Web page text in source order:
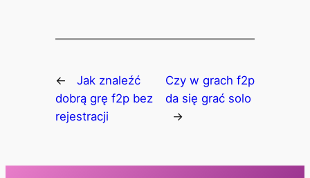
←
Jak znaleźć
dobrą grę f2p bez
rejestracji
Czy w grach f2p
da się grać solo
→